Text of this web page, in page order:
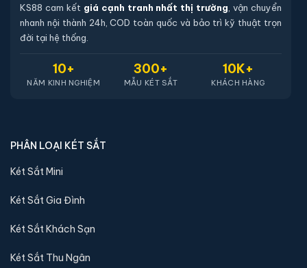
gold chính hãng
📐 Kích thước:
🔒 Khoá:Khóa vân tay điện tử
KS88 cam kết giá cạnh tranh nhất thị trường , vận chuyển
nhanh nội thành 24h, COD toàn quốc và bảo trì kỹ thuật trọn
đời tại hệ thống.
10+
NĂM KINH NGHIỆM
300+
MẪU KÉT SẮT
10K+
KHÁCH HÀNG
PHÂN LOẠI KÉT SẮT
Két Sắt Mini
Két Sắt Gia Đình
Két Sắt Khách Sạn
Két Sắt Thu Ngân